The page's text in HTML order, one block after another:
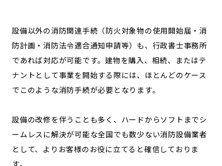
設備以外の消防関連手続（防火対象物の使用開始届・消
防計画・消防法令適合通知申請等）も、行政書士事務所
であれば対応が可能です。建物を購入、相続、またはテ
ナントとして事業を開始する際には、ほとんどのケース
でこのような消防手続が必要となります。
設備の改修を伴うことも多く、ハードからソフトまでシ
ームレスに解決が可能な全国でも数少ない消防設備業者
として、よりお客様のお役に立てると確信しておりま
す。